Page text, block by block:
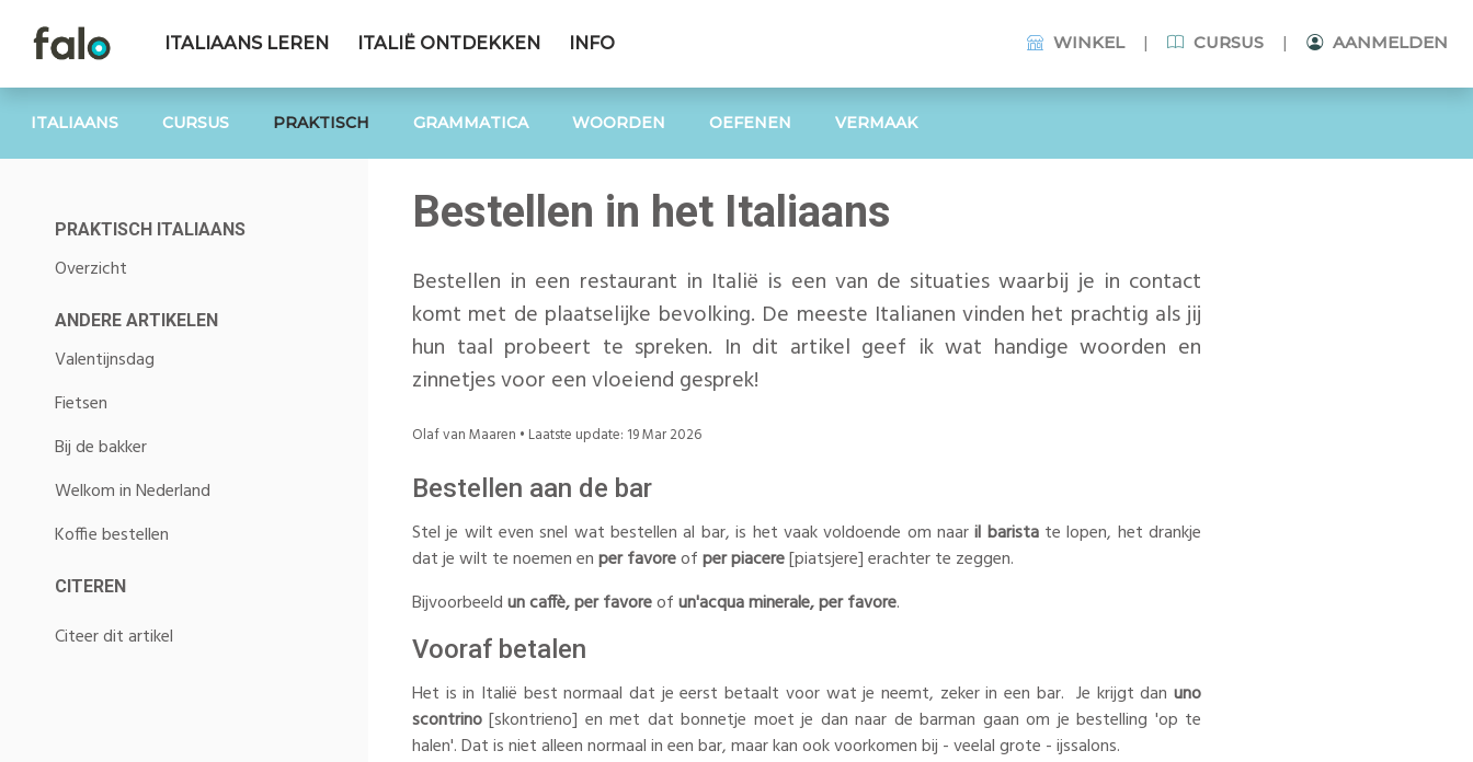
ITALIAANS LEREN ITALIË ONTDEKKEN INFO WINKEL | CURSUS | AANMELDEN
ITALIAANS CURSUS PRAKTISCH GRAMMATICA WOORDEN OEFENEN VERMAAK
Bestellen in het Italiaans
Bestellen in een restaurant in Italië is een van de situaties waarbij je in contact
komt met de plaatselijke bevolking. De meeste Italianen vinden het prachtig als jij
hun taal probeert te spreken. In dit artikel geef ik wat handige woorden en
zinnetjes voor een vloeiend gesprek!
Olaf van Maaren • Laatste update: 19 Mar 2026
Bestellen aan de bar
Stel je wilt even snel wat bestellen al bar, is het vaak voldoende om naaril baristate lopen, het drankje
dat je wilt te noemen enper favoreofper piacere[piatsjere] erachter te zeggen.
Bijvoorbeeldun caffè, per favoreofun'acqua minerale, per favore.
Vooraf betalen
Het is in Italië best normaal dat je eerst betaalt voor wat je neemt, zeker in een bar. Je krijgt dan uno
scontrino [skontrieno] en met dat bonnetje moet je dan naar de barman gaan om je bestelling 'op te
halen'. Dat is niet alleen normaal in een bar, maar kan ook voorkomen bij - veelal grote - ijssalons.
PRAKTISCH ITALIAANS
Overzicht
ANDERE ARTIKELEN
Valentijnsdag
Fietsen
Bij de bakker
Welkom in Nederland
Koffie bestellen
CITEREN
Citeer dit artikel